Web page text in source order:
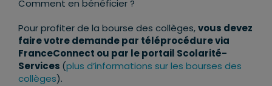
Comment en bénéficier ?
Pour profiter de la bourse des collèges,vous devez
faire votre demande par téléprocédure via
FranceConnect ou par leportail Scolarité-
Services (plus d’informations sur les bourses des
collèges).